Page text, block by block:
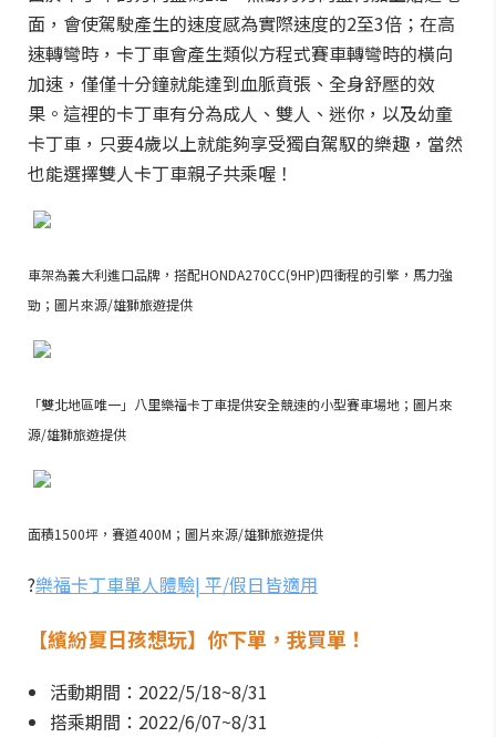
面，會使駕駛產生的速度感為實際速度的2至3倍；在高
速轉彎時，卡丁車會產生類似方程式賽車轉彎時的橫向
加速，僅僅十分鐘就能達到血脈賁張、全身舒壓的效
果。這裡的卡丁車有分為成人、雙人、迷你，以及幼童
卡丁車，只要4歲以上就能夠享受獨自駕馭的樂趣，當然
也能選擇雙人卡丁車親子共乘喔！
車架為義大利進口品牌，搭配HONDA270CC(9HP)四衝程的引擎，馬力強
勁；圖片來源/雄獅旅遊提供
「雙北地區唯一」八里樂福卡丁車提供安全競速的小型賽車場地；圖片來
源/雄獅旅遊提供
面積1500坪，賽道400M；圖片來源/雄獅旅遊提供
?樂福卡丁車單人體驗| 平/假日皆適用
【繽紛夏日孩想玩】你下單，我買單！
活動期間：2022/5/18~8/31
搭乘期間：2022/6/07~8/31